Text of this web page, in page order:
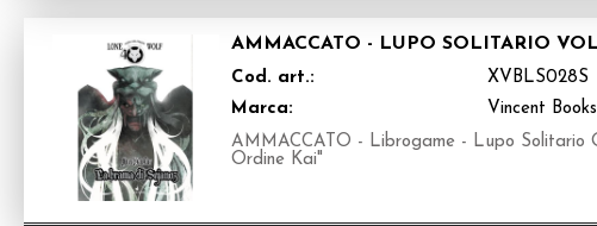
AMMACCATO - LUPO SOLITARIO
Cod. art.:
XVBLS028S
Marca:
Vincent Books
AMMACCATO - Librogame - Lupo Solitario
Ordine Kai"